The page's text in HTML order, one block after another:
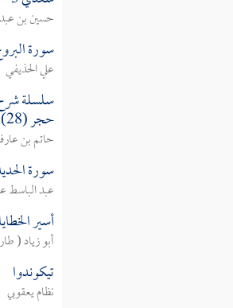
حسين بن
سورة
علي الحذيفي
سلسلة
حجر (28)
حاتم بن
سورة
عبد الباسط
أسير الخطايا
أبو زياد (
تيكوندوا
نظام يعقوبي